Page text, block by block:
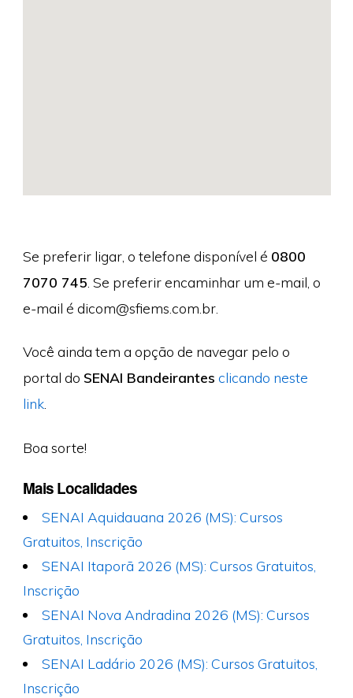
Se preferir ligar, o telefone disponível é 0800
7070 745 . Se preferir encaminhar um e-mail, o
e-mail é dicom@sfiems.com.br.
Você ainda tem a opção de navegar pelo o
portal do SENAI Bandeirantes clicando neste
link.
Boa sorte!
Mais Localidades
SENAI Aquidauana 2026 (MS): Cursos
Gratuitos, Inscrição
SENAI Itaporã 2026 (MS): Cursos Gratuitos,
Inscrição
SENAI Nova Andradina 2026 (MS): Cursos
Gratuitos, Inscrição
SENAI Ladário 2026 (MS): Cursos Gratuitos,
Inscrição